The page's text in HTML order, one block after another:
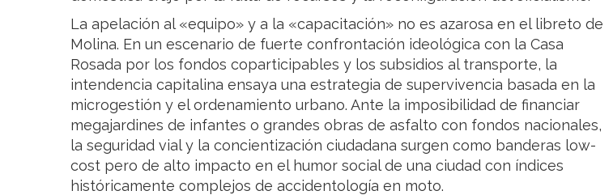
La apelación al «equipo» y a la «capacitación» no es azarosa en el libreto de
Molina. En un escenario de fuerte confrontación ideológica con la Casa
Rosada por los fondos coparticipables y los subsidios al transporte, la
intendencia capitalina ensaya una estrategia de supervivencia basada en la
microgestión y el ordenamiento urbano. Ante la imposibilidad de financiar
megajardines de infantes o grandes obras de asfalto con fondos nacionales,
la seguridad vial y la concientización ciudadana surgen como banderas low-
cost pero de alto impacto en el humor social de una ciudad con índices
históricamente complejos de accidentología en moto.